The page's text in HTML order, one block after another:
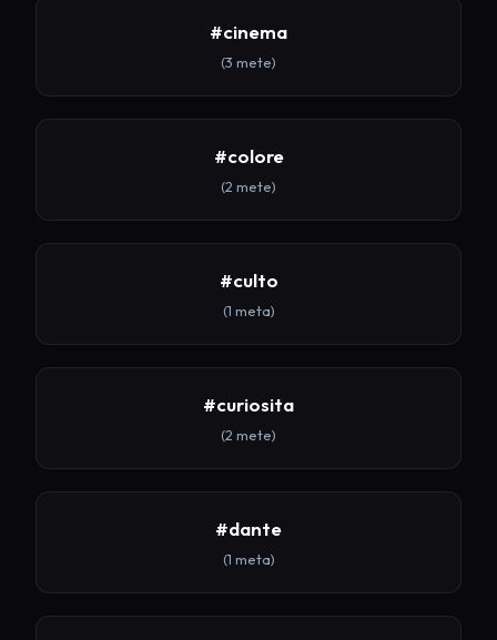
#cinema
(3 mete)
#colore
(2 mete)
#culto
(1 meta)
#curiosita
(2 mete)
#dante
(1 meta)